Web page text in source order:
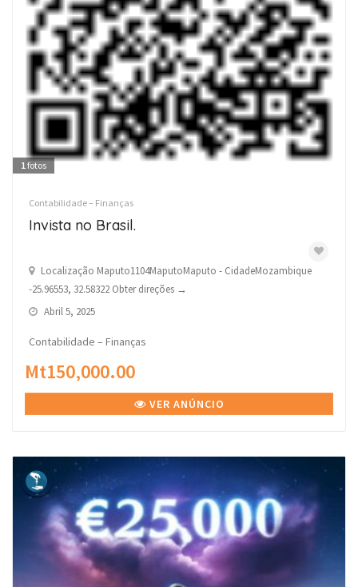
1fotos
Contabilidade – Finanças
Invista no Brasil.
Localização Maputo1104MaputoMaputo - CidadeMozambique
-25.96553, 32.58322 Obter direções →
Abril 5, 2025
Contabilidade – Finanças
Mt150,000.00
VER ANÚNCIO